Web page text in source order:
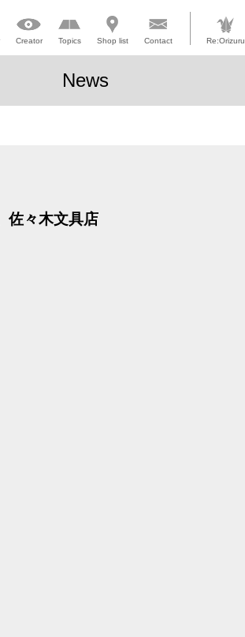
Creator Topics Shop list Contact Re:Orizuru
News
佐々木文具店